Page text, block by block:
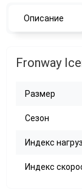
Описание
Fronway
Размер
Сезон
Индекс
Индекс